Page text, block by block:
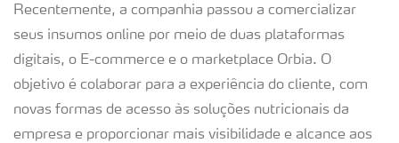
Recentemente, a companhia passou a comercializar
seus insumos online por meio de duas plataformas
digitais, o E-commerce e o marketplace Orbia. O
objetivo é colaborar para a experiência do cliente, com
novas formas de acesso às soluções nutricionais da
empresa e proporcionar mais visibilidade e alcance aos